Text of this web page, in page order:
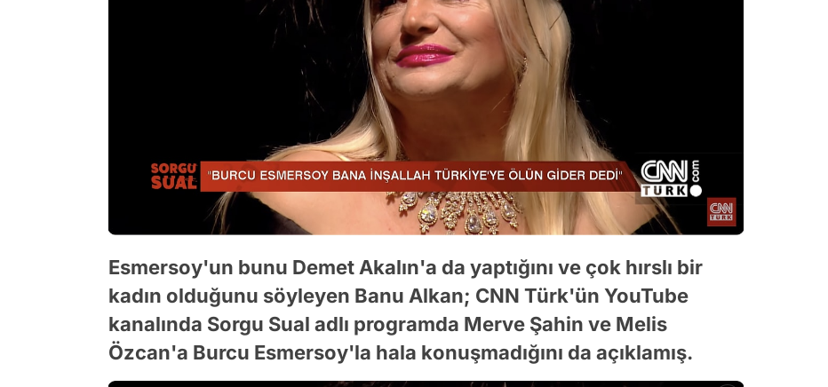
Esmersoy'un bunu Demet Akalın'a da yaptığını ve çok hırslı bir
kadın olduğunu söyleyen Banu Alkan; CNN Türk'ün YouTube
kanalında Sorgu Sual adlı programda Merve Şahin ve Melis
Özcan'a Burcu Esmersoy'la hala konuşmadığını da açıklamış.